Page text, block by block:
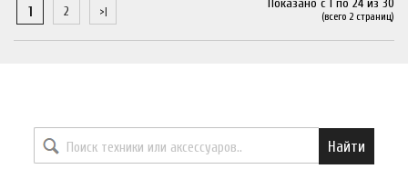
1 2
Показано с 1 по 24 из 30
(всего 2 страниц)
Найти